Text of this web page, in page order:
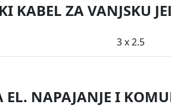
KABEL ZA VANJSKU
3 x 2.5
EL. NAPAJANJE I